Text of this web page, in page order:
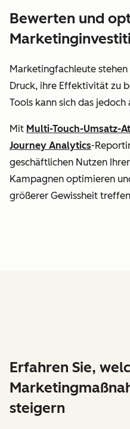
Bewerten und
Marketingfachleute
Druck, ihre Effektivität zu
Tools kann sich das
Mit Multi-Touch-Umsatz-
Journey Analytics-
geschäftlichen Nutzen
Kampagnen optimieren
größerer Gewissheit
Erfahren Sie,
steigern